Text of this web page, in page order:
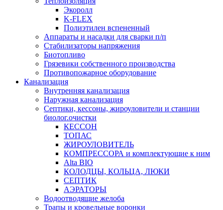
Экоролл
K-FLEX
Полиэтилен вспененный
Аппараты и насадки для сварки п/п
Стабилизаторы напряжения
Биотопливо
Грязевики собственного производства
Противопожарное оборудование
Канализация
Внутренняя канализация
Наружная канализация
Септики, кессоны, жироуловители и станции
биолог.очистки
КЕССОН
ТОПАС
ЖИРОУЛОВИТЕЛЬ
КОМПРЕССОРА и комплектующие к ним
Alta BIO
КОЛОДЦЫ, КОЛЬЦА, ЛЮКИ
СЕПТИК
АЭРАТОРЫ
Водоотводящие желоба
Трапы и кровельные воронки